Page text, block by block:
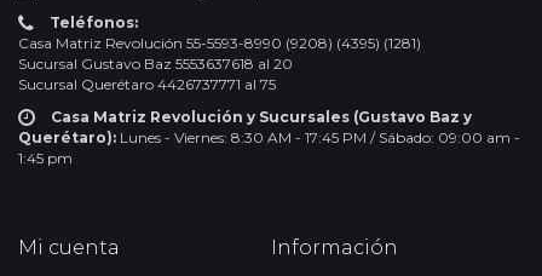
Teléfonos:
Casa Matriz Revolución 55-5593-8990 (9208) (4395) (1281)
Sucursal Gustavo Baz 5553637618 al 20
Sucursal Querétaro 4426737771 al 75
Casa Matriz Revolución y Sucursales (Gustavo Baz y
Querétaro): Lunes - Viernes: 8:30 AM - 17:45 PM / Sábado: 09:00 am -
1:45 pm
Mi cuenta Información